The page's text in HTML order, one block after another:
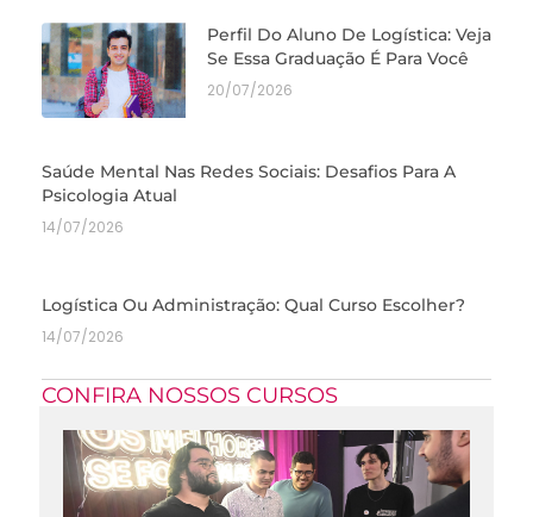
Perfil Do Aluno De Logística: Veja
Se Essa Graduação É Para Você
20/07/2026
Saúde Mental Nas Redes Sociais: Desafios Para A
Psicologia Atual
14/07/2026
Logística Ou Administração: Qual Curso Escolher?
14/07/2026
CONFIRA NOSSOS CURSOS